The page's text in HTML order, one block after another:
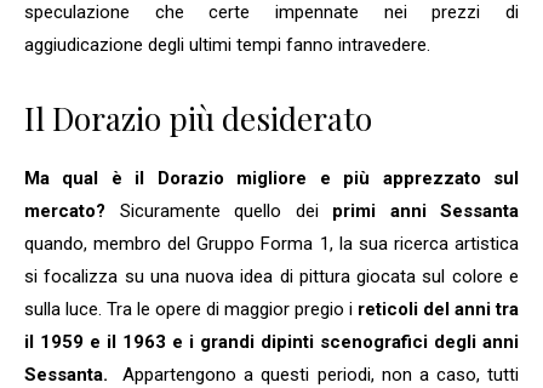
speculazione che certe impennate nei prezzi di
aggiudicazione degli ultimi tempi fanno intravedere.
Il Dorazio più desiderato
Ma qual è il Dorazio migliore e più apprezzato sul
mercato? Sicuramente quello deiprimi anni Sessanta
quando, membro del Gruppo Forma 1, la sua ricerca artistica
si focalizza su una nuova idea di pittura giocata sul colore e
sulla luce. Tra le opere di maggior pregio i reticoli del anni tra
il 1959 e il 1963 e i grandi dipinti scenografici degli anni
Sessanta. Appartengono a questi periodi, non a caso, tutti